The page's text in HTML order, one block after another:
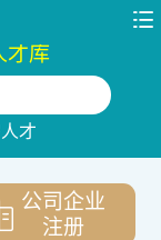

才库
才
公司企业
注册